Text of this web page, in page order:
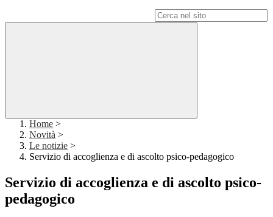
Home >
Novità >
Le notizie >
Servizio di accoglienza e di ascolto psico-pedagogico
Servizio di accoglienza e di ascolto psico-
pedagogico